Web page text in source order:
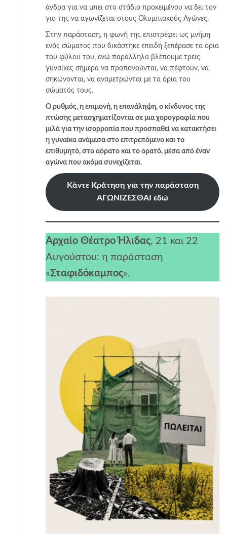
άνδρα για να μπει στο στάδιο προκειμένου να δει τον
γιο της να αγωνίζεται στους Ολυμπιακούς Αγώνες.
Στην παράσταση, η φωνή της επιστρέφει ως μνήμη
ενός σώματος που δικάστηκε επειδή ξεπέρασε τα όρια
του φύλου του, ενώ παράλληλα βλέπουμε τρεις
γυναίκες σήμερα να προπονούνται, να πέφτουν, να
σηκώνονται, να αναμετρώνται με τα όρια του
σώματός τους.
Ο ρυθμός, η επιμονή, η επανάληψη, ο κίνδυνος της
πτώσης μετασχηματίζονται σε μια χορογραφία που
μιλά για την ισορροπία που προσπαθεί να κατακτήσει
η γυναίκα ανάμεσα στο επιτρεπόμενο και το
επιθυμητό, στο αόρατο και το ορατό, μέσα από έναν
αγώνα που ακόμα συνεχίζεται.
Κάντε Κράτηση για την παράσταση
ΑΓΩΝΙΖΕΣΘΑΙ εδώ
Αρχαίο Θέατρο Ήλιδας, 21 και 22
Αυγούστου: η παράσταση
«Σταφιδόκαμπος».